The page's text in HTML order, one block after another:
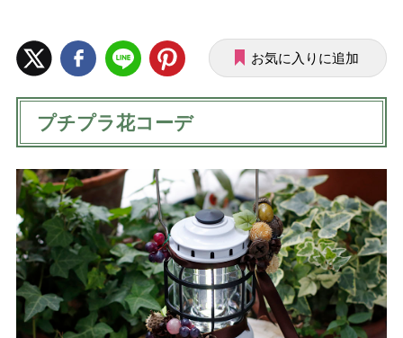
お気に入りに追加
プチプラ花コーデ